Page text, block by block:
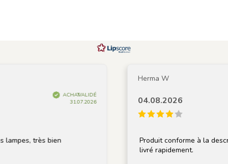
ACHAT VALIDÉ
31.07.2026
très bien
Herma W
04.08.2026
Produit conforme à la description,
livré rapidement.